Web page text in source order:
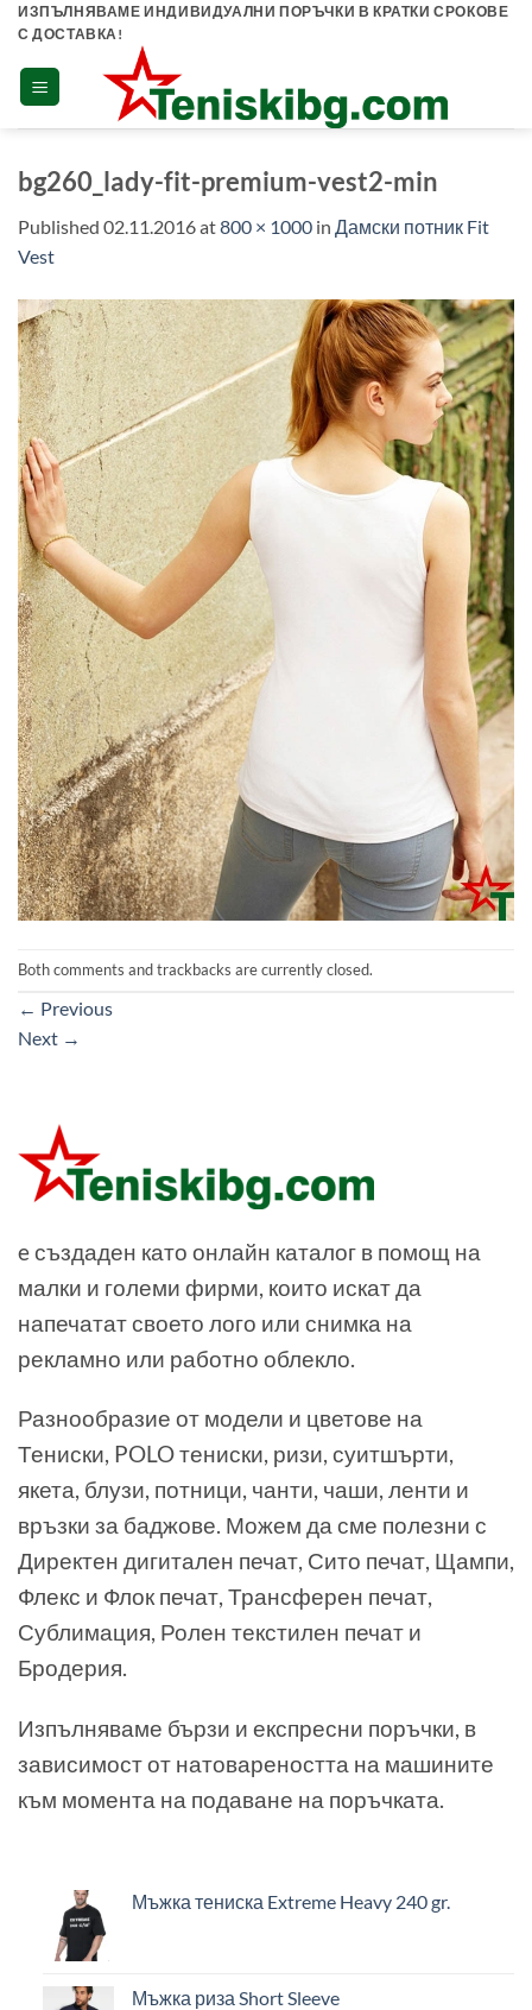
Skip
content
ИЗПЪЛНЯВАМЕ ИНДИВИДУАЛНИ ПОРЪЧКИ В КРАТКИ СРОКОВЕ
С ДОСТАВКА!
bg260_lady-fit-premium-vest2-min
Published 02.11.2016at800 × 1000 in Дамски потник Fit
Vest
Both comments and trackbacks are currently closed.
← Previous
Next →
e създаден като онлайн каталог в помощ на
малки и големи фирми, които искат да
напечатат своето лого или снимка на
рекламно или работно облекло.
Разнообразие от модели и цветове на
Тениски, POLO тениски, ризи, суитшърти,
якета, блузи, потници, чанти, чаши, ленти и
връзки за баджове. Можем да сме полезни с
Директен дигитален печат, Сито печат, Щампи,
Флекс и Флок печат, Трансферен печат,
Сублимация, Ролен текстилен печат и
Бродерия.
Изпълняваме бързи и експресни поръчки, в
зависимост от натовареността на машините
към момента на подаване на поръчката.
Мъжка тениска Extreme Heavy 240 gr.
Мъжка риза Short Sleeve